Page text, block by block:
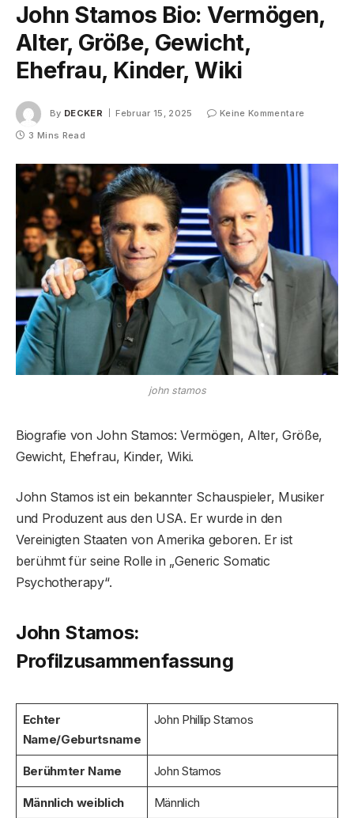
John Stamos Bio: Vermögen,
Alter, Größe, Gewicht,
Ehefrau, Kinder, Wiki
By DECKER Februar 15, 2025
Keine Kommentare
3 Mins Read
john stamos
Biografie von John Stamos: Vermögen, Alter, Größe,
Gewicht, Ehefrau, Kinder, Wiki.
John Stamos ist ein bekannter Schauspieler, Musiker
und Produzent aus den USA. Er wurde in den
Vereinigten Staaten von Amerika geboren. Er ist
berühmt für seine Rolle in „Generic Somatic
Psychotherapy“.
John Stamos:
Profilzusammenfassung
Echter
Name/Geburtsname
John Phillip Stamos
Berühmter Name John Stamos
Männlich weiblich Männlich